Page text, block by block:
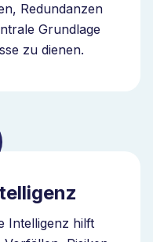
in
in den
sowie EHS,
9001, ISO 14001,
in einer
betreiben, während
Redundanzen
Grundlage
zu dienen.
Intelligenz hilft